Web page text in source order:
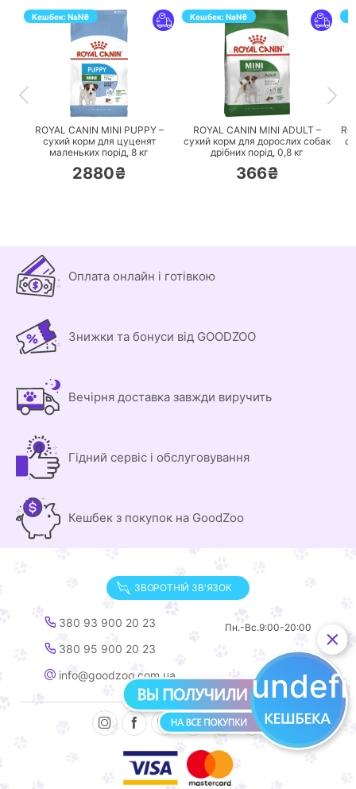
Кешбек:NaN₴
ПЕРЕЙТИ
ROYAL CANIN MINI PUPPY –
сухий корм для цуценят
маленьких порід, 8 кг
2880₴
Кешбек:NaN₴
ПЕРЕЙТИ
ROYAL CANIN MINI ADULT –
сухий корм для дорослих собак
дрібних порід, 0,8 кг
366₴
Оплата онлайн і готівкою
Знижки та бонуси від GOODZOO
Вечірня доставка завжди виручить
Гідний сервіс і обслуговування
Кешбек з покупок на GoodZoo
ЗВОРОТНІЙ ЗВ'ЯЗОК
380 93 900 20 23
380 95 900 20 23
info@goodzoo.com.ua
Пн.-Вс.9:00-20:00